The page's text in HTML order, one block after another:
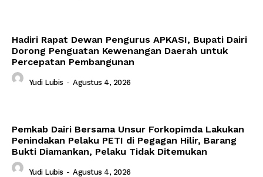
Hadiri Rapat Dewan Pengurus APKASI, Bupati Dairi
Dorong Penguatan Kewenangan Daerah untuk
Percepatan Pembangunan
Yudi Lubis - Agustus 4, 2026
Pemkab Dairi Bersama Unsur Forkopimda Lakukan
Penindakan Pelaku PETI di Pegagan Hilir, Barang
Bukti Diamankan, Pelaku Tidak Ditemukan
Yudi Lubis - Agustus 4, 2026